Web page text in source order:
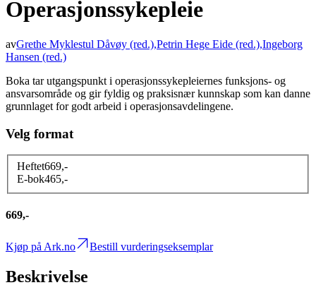
Operasjonssykepleie
avGrethe Myklestul Dåvøy (red.),Petrin Hege Eide (red.),Ingeborg
Hansen (red.)
Boka tar utgangspunkt i operasjonssykepleiernes funksjons- og
ansvarsområde og gir fyldig og praksisnær kunnskap som kan danne
grunnlaget for godt arbeid i operasjonsavdelingene.
Velg format
Heftet669,-
E-bok465,-
669,-
Kjøp på Ark.no Bestill vurderingseksemplar
Beskrivelse